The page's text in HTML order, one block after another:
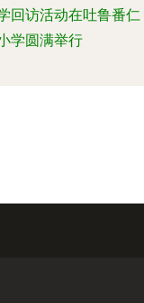
回访活动在吐鲁番仁
学圆满举行